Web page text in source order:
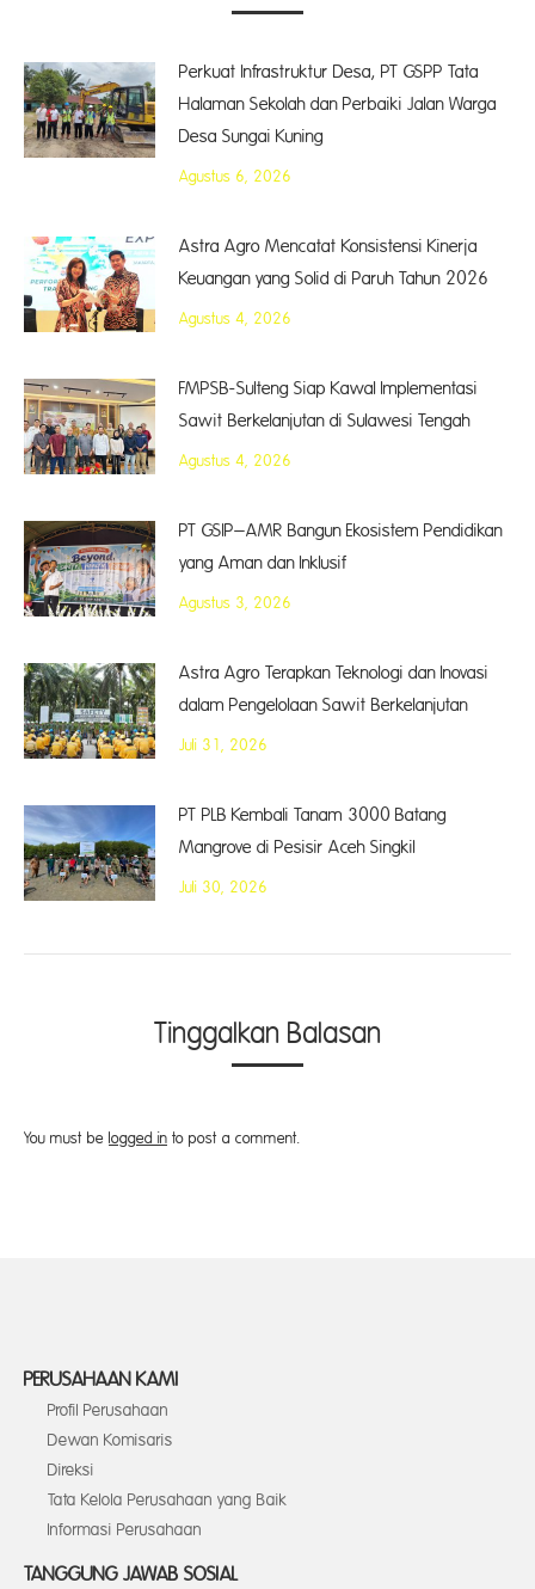
Perkuat Infrastruktur Desa, PT GSPP Tata
Halaman Sekolah dan Perbaiki Jalan Warga
Desa Sungai Kuning
Agustus 6, 2026
Astra Agro Mencatat Konsistensi Kinerja
Keuangan yang Solid di Paruh Tahun 2026
Agustus 4, 2026
FMPSB-Sulteng Siap Kawal Implementasi
Sawit Berkelanjutan di Sulawesi Tengah
Agustus 4, 2026
PT GSIP–AMR Bangun Ekosistem Pendidikan
yang Aman dan Inklusif
Agustus 3, 2026
Astra Agro Terapkan Teknologi dan Inovasi
dalam Pengelolaan Sawit Berkelanjutan
Juli 31, 2026
PT PLB Kembali Tanam 3000 Batang
Mangrove di Pesisir Aceh Singkil
Juli 30, 2026
Tinggalkan Balasan
You must be logged in to post a comment.
PERUSAHAAN KAMI
Profil Perusahaan
Dewan Komisaris
Direksi
Tata Kelola Perusahaan yang Baik
Informasi Perusahaan
TANGGUNG JAWAB SOSIAL